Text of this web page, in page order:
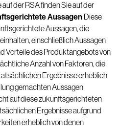
der RSA finden Sie auf der
Aussagen Diese
Aussagen, die
einschließlich Aussagen
Vorteile des Produktangebots von
Anzahl von Faktoren, die
Ergebnisse erheblich
gemachten Aussagen
auf diese zukunftsgerichteten
Ergebnisse aufgrund
erheblich von denen